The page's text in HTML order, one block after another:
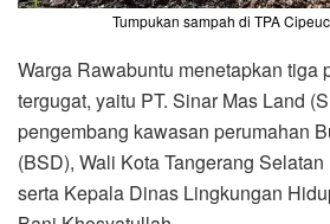
Tumpukan sampah di TPA
Warga Rawabuntu menetapkan tiga
tergugat, yaitu PT. Sinar Mas Land
pengembang kawasan perumahan
(BSD), Wali Kota Tangerang
serta Kepala Dinas Lingkungan